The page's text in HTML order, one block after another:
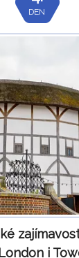
DEN
i